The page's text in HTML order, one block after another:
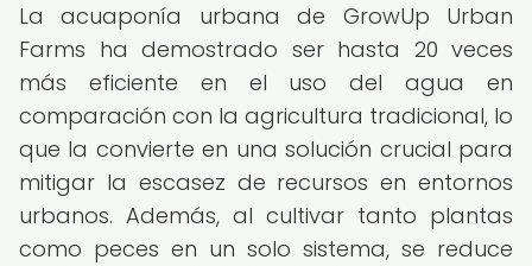
La acuaponía urbana de GrowUp Urban
Farms ha demostrado ser hasta 20 veces
más eficiente en el uso del agua en
comparación con la agricultura tradicional, lo
que la convierte en una solución crucial para
mitigar la escasez de recursos en entornos
urbanos. Además, al cultivar tanto plantas
como peces en un solo sistema, se reduce